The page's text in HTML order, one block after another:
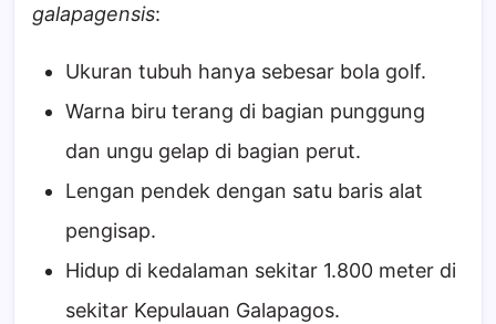
galapagensis:
Ukuran tubuh hanya sebesar bola golf.
Warna biru terang di bagian punggung
dan ungu gelap di bagian perut.
Lengan pendek dengan satu baris alat
pengisap.
Hidup di kedalaman sekitar 1.800 meter di
sekitar Kepulauan Galapagos.